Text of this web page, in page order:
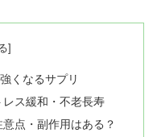
くなるサプリ
ス緩和・不老長寿
点・副作用はある？